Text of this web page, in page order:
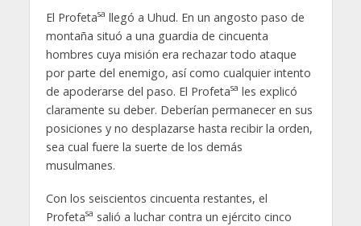
El Profetasa llegó a Uhud. En un angosto paso de
montaña situó a una guardia de cincuenta
hombres cuya misión era rechazar todo ataque
por parte del enemigo, así como cualquier intento
de apoderarse del paso. El Profetasa les explicó
claramente su deber. Deberían permanecer en sus
posiciones y no desplazarse hasta recibir la orden,
sea cual fuere la suerte de los demás
musulmanes.
Con los seiscientos cincuenta restantes, el
Profetasa salió a luchar contra un ejército cinco